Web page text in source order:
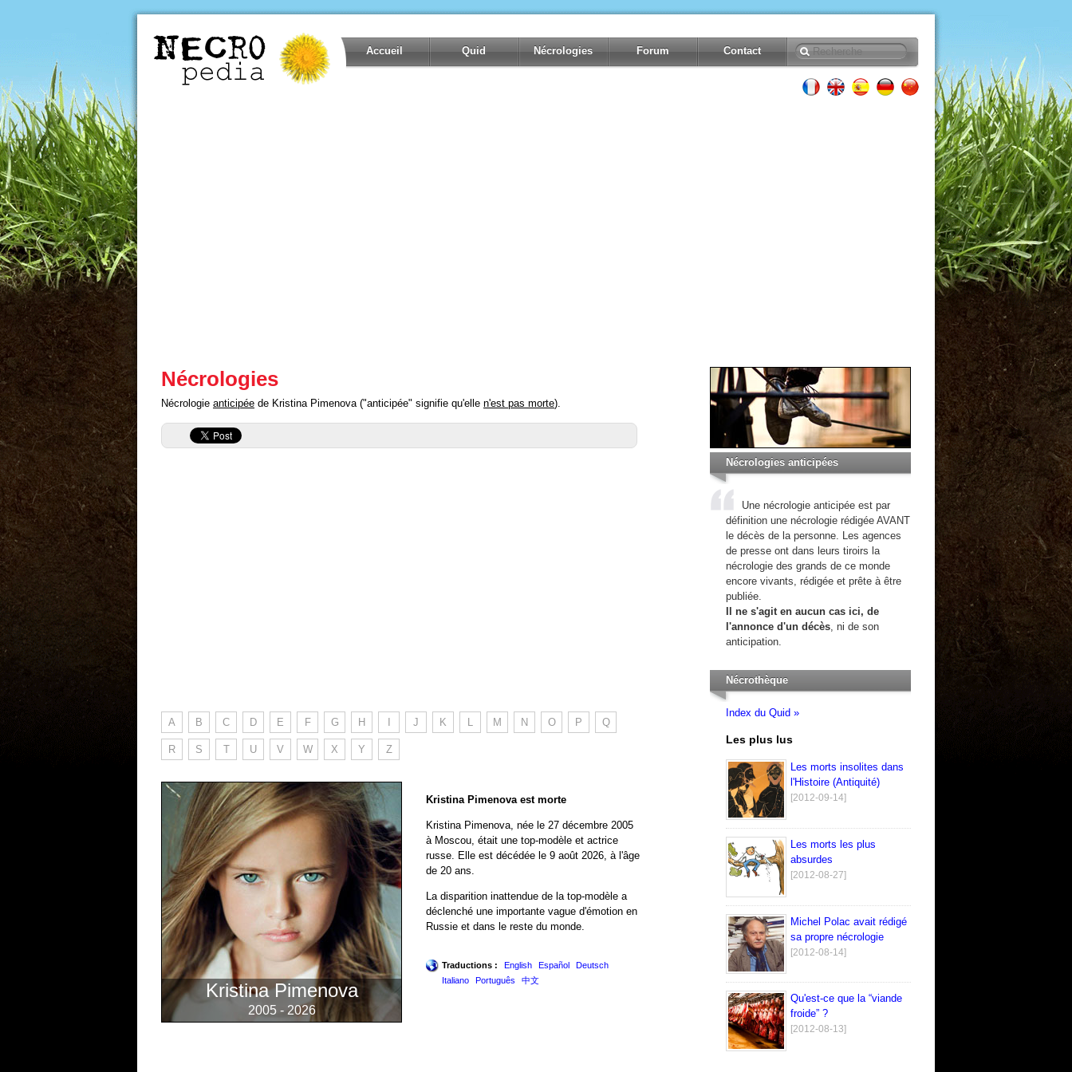
Accueil Quid Nécrologies Forum Contact
Nécrologies
Nécrologie anticipée de Kristina Pimenova ("anticipée" signifie qu'elle n'est pas morte).
A B C D E F G H J K L M N O P Q
R S T U V W X Y Z
Kristina Pimenova
2005 - 2026
Kristina Pimenova est morte
Kristina Pimenova, née le 27 décembre 2005
à Moscou, était une top-modèle et actrice
russe. Elle est décédée le 9 août 2026, à l'âge
de 20 ans.
La disparition inattendue de la top-modèle a
déclenché une importante vague d'émotion en
Russie et dans le reste du monde.
Traductions : English Español
Deutsch
Italiano
Português 中文
Nécrologies anticipées
Une nécrologie anticipée est par
définition une nécrologie rédigée AVANT
le décès de la personne. Les agences
de presse ont dans leurs tiroirs la
nécrologie des grands de ce monde
encore vivants, rédigée et prête à être
publiée.
Il ne s'agit en aucun cas ici, de
l'annonce d'un décès, ni de son
anticipation.
Nécrothèque
Index du Quid »
Les plus lus
Les morts insolites dans
l'Histoire (Antiquité)
[2012-09-14]
Les morts les plus
absurdes
[2012-08-27]
Michel Polac avait rédigé
sa propre nécrologie
[2012-08-14]
Qu'est-ce que la “viande
froide” ?
[2012-08-13]